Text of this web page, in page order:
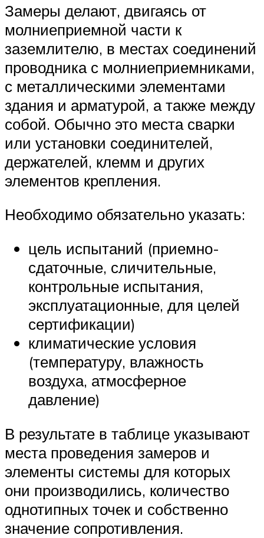
Замеры делают, двигаясь от
молниеприемной части к
заземлителю, в местах соединений
проводника с молниеприемниками,
с металлическими элементами
здания и арматурой, а также между
собой. Обычно это места сварки
или установки соединителей,
держателей, клемм и других
элементов крепления.
Необходимо обязательно указать:
цель испытаний (приемно-
сдаточные, сличительные,
контрольные испытания,
эксплуатационные, для целей
сертификации)
климатические условия
(температуру, влажность
воздуха, атмосферное
давление)
В результате в таблице указывают
места проведения замеров и
элементы системы для которых
они производились, количество
однотипных точек и собственно
значение сопротивления.